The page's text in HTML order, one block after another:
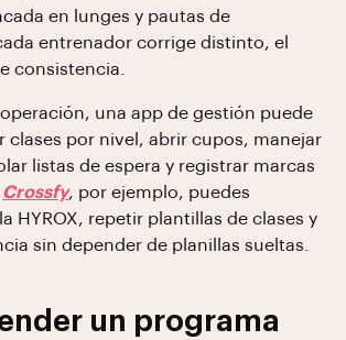
en lunges y pautas de
entrenador corrige distinto, el
consistencia.
una app de gestión puede
clases por nivel, abrir cupos, manejar
listas de espera y registrar marcas
Crossfy, por ejemplo, puedes
HYROX, repetir plantillas de clases y
sin depender de planillas sueltas.
un programa